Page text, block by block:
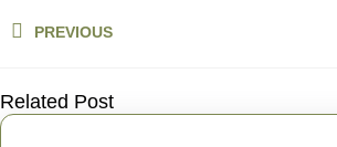
PREVIOUS
post:
Related Post